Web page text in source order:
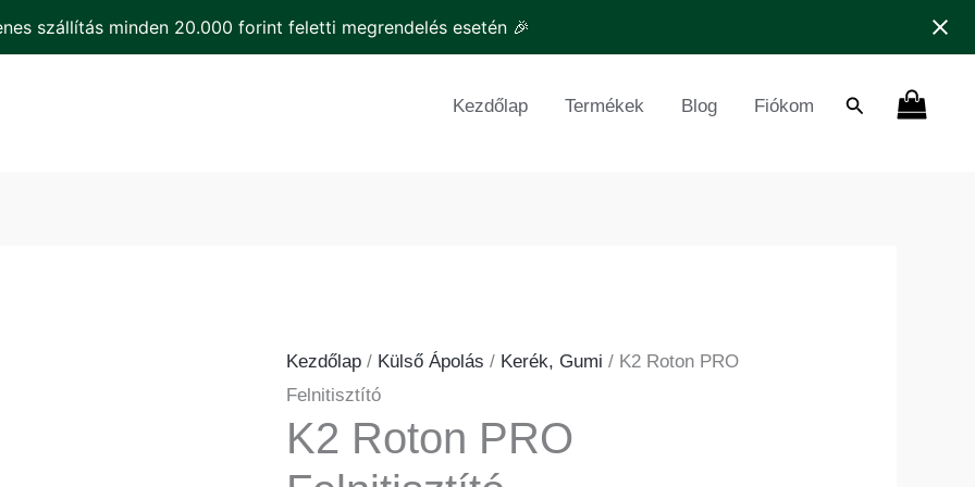
szállítás minden 20.000 forint feletti megrendelés esetén 🎉
Kezdőlap
Termékek Blog Fiókom Search
Kezdőlap/ Külső Ápolás / Kerék, Gumi / K2 Roton PRO
Felnitisztító
K2 Roton PRO